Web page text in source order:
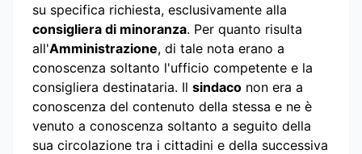
su specifica richiesta, esclusivamente alla
consigliera di minoranza. Per quanto risulta
all'Amministrazione, di tale nota erano a
conoscenza soltanto l'ufficio competente e la
consigliera destinataria. Il sindaco non era a
conoscenza del contenuto della stessa e ne è
venuto a conoscenza soltanto a seguito della
sua circolazione tra i cittadini e della successiva